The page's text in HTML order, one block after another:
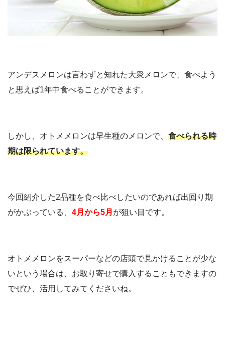
アンデスメロンは言わずと知れた大衆メロンで、食べよう
と思えば1年中食べることができます。
しかし、オトメメロンは早生種のメロンで、 食べられる時
期は限られています。
今回紹介した2品種を食べ比べしたいのであれば出回り期
がかぶっている、 4月から5月 が狙い目です。
オトメメロンをスーパーなどの店頭で見かけることが少な
いという場合は、お取り寄せで購入することもできますの
でぜひ、活用してみてくださいね。